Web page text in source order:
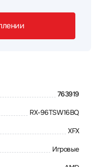
763919
RX-96TSW16BQ
XFX
Игровые